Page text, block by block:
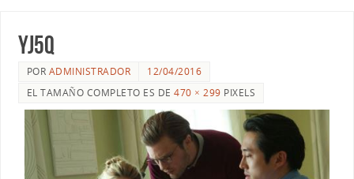
yj5q
POR ADMINISTRADOR
12/04/2016
EL TAMAÑO COMPLETO ES DE470 × 299 PIXELS